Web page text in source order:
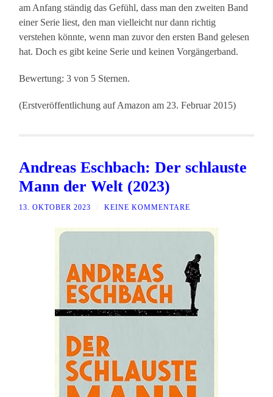
am Anfang ständig das Gefühl, dass man den zweiten Band
einer Serie liest, den man vielleicht nur dann richtig
verstehen könnte, wenn man zuvor den ersten Band gelesen
hat. Doch es gibt keine Serie und keinen Vorgängerband.
Bewertung: 3 von 5 Sternen.
(Erstveröffentlichung auf Amazon am 23. Februar 2015)
Andreas Eschbach: Der schlauste
Mann der Welt (2023)
13. OKTOBER 2023 KEINE KOMMENTARE